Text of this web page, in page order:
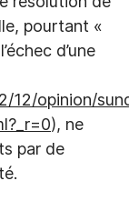
pourtant «
d’une
12/opinion/
), ne
par de